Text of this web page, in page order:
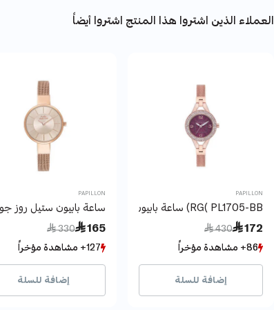
العملاء الذين اشتروا هذا المنتج اشتروا أيضاً
PAPILLON
RG( PL1705-BB) ساعة بابيون
 172
Price reduced from
 430
to
86+ مشاهدة مؤخراً
19+ بيع مؤخراً
86+ مشاهدة مؤخراً
19+ بيع مؤخراً
إضافة للسلة
PAPILLON
ساعة بابيون ستيل روز جولد
 165
Price reduced from
 330
to
127+ مشاهدة مؤخراً
14+ بيع مؤخراً
127+ مشاهدة مؤخراً
14+ بيع مؤخراً
إضافة للسلة